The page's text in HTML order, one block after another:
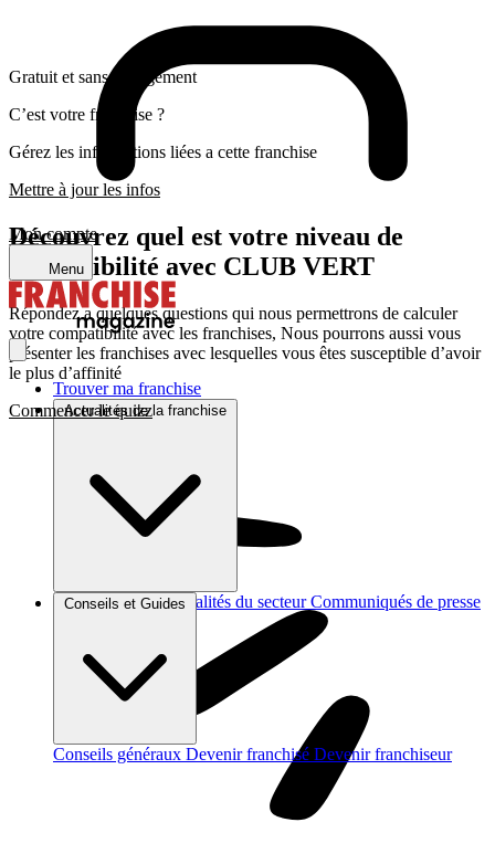
Mon compte
Menu
Trouver ma franchise
Actualités de la franchise
Brèves et actus Actualités du secteur Communiqués de presse
Conseils et Guides
Conseils généraux Devenir franchisé Devenir franchiseur
Gratuit et sans engagement
C’est votre franchise ?
Gérez les informations liées a cette franchise
Mettre à jour les infos
Découvrez quel est votre niveau de
compatibilité avec CLUB VERT
Répondez a quelques questions qui nous permettrons de calculer
votre compatibilité avec les franchises, Nous pourrons aussi vous
présenter les franchises avec lesquelles vous êtes susceptible d’avoir
le plus d’affinité
Commencer le quizz